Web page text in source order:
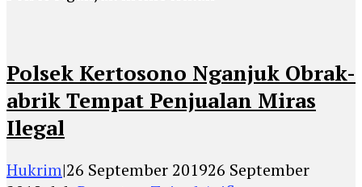
Polsek Kertosono Nganjuk Obrak-
abrik Tempat Penjualan Miras
Ilegal
Hukrim|26 September 201926 September